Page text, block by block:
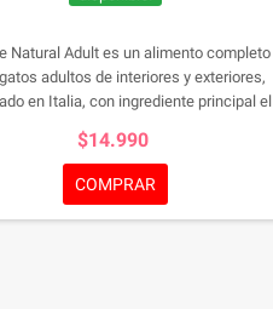
Natural Adult es un alimento completo
adultos de interiores y exteriores,
en Italia, con ingrediente principal el
la última generación de
intestinal.
$14.990
COMPRAR